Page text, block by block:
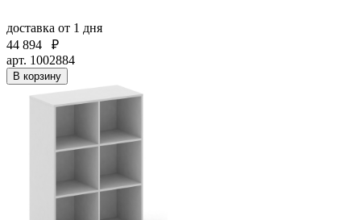
доставка от 1 дня
44 894
₽
арт. 1002884
В корзину